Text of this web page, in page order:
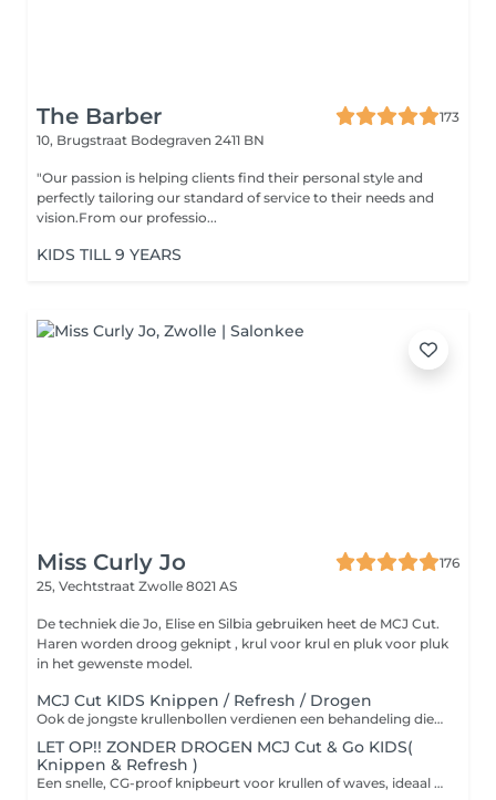
The Barber
173
10, Brugstraat Bodegraven 2411 BN
"Our passion is helping clients find their personal style and
perfectly tailoring our standard of service to their needs and
vision.From our professio...
KIDS TILL 9 YEARS
Miss Curly Jo
176
25, Vechtstraat Zwolle 8021 AS
De techniek die Jo, Elise en Silbia gebruiken heet de MCJ Cut.
Haren worden droog geknipt , krul voor krul en pluk voor pluk
in het gewenste model.
MCJ Cut KIDS Knippen / Refresh / Drogen
Ook de jongste krullenbollen verdienen een behandeling die hun natuurlijke haar laat shinen! We knippen op droog haar volgens de CG-methode, zodat de krulvorm behouden blijft. Daarna refreshen en verzorgen we het haar met milde, CG-proof producten helemaal afgestemd op de jonge haarstructuur. Extra leuk: als finishing touch mogen de kids een gekleurde gel uitkiezen voor een vrolijke en speelse look!
LET OP!! ZONDER DROGEN MCJ Cut & Go KIDS(
Knippen & Refresh )
Een snelle, CG-proof knipbeurt voor krullen of waves, ideaal voor wie weinig tijd heeft! We knippen op droog haar in de natuurlijke vorm van je krullen, gevolgd door een lichte refresh met water of verzorging maar zonder droog- of stylingsessie. Perfect voor zowel volwassenen als kids die weten wat ze willen: een frisse coupe en weer door!